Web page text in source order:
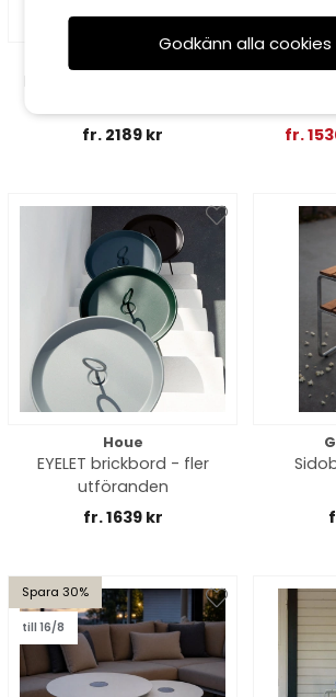
fr. 2189 kr
fr.
Houe
EYELET brickbord - fler
utföranden
fr. 1639 kr
Spara 30%
till 16/8
Godkänn alla cookies